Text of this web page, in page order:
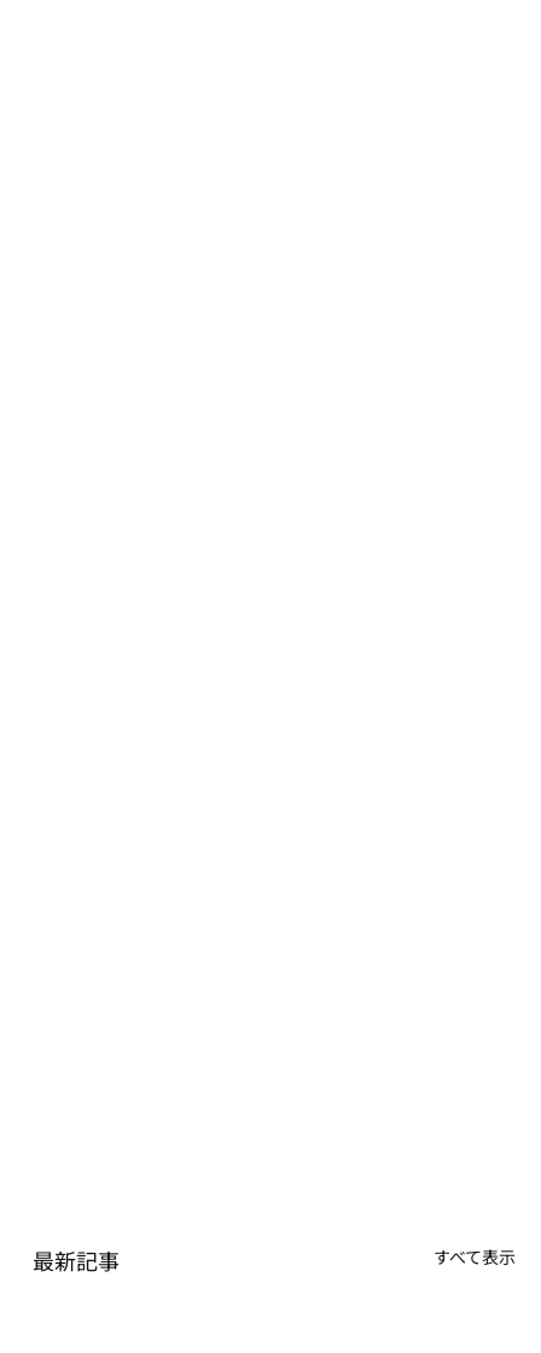
最新記事 すべて表示